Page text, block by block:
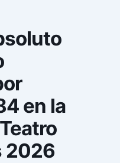
en la
2026